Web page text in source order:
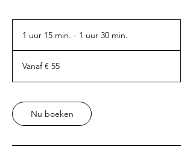
1 uur 15 min. - 1 uur 30 min.
5
euroVanaf € 55
Nu boeken